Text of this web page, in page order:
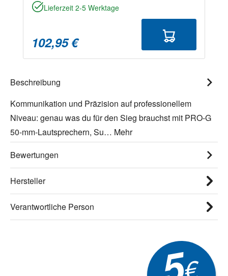
Lieferzeit 2-5 Werktage
102,95 €
Beschreibung
Kommunikation und Präzision auf professionellem
Niveau: genau was du für den Sieg brauchst mit PRO-G
50-mm-Lautsprechern, Su… Mehr
Bewertungen
Hersteller
Verantwortliche Person